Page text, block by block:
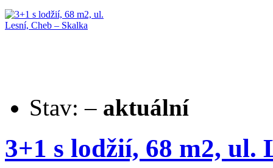
Stav: – aktuální
3+1 s lodžií, 68 m2, ul.